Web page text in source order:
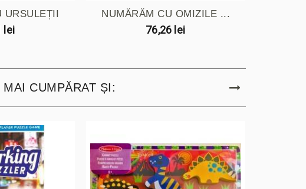
URSULEȚII
lei
NUMĂRĂM CU OMIZILE ...
76,26 lei
CUMPĂRAT ȘI: